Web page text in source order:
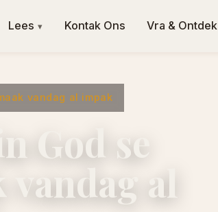
Lees ▾ Kontak Ons Vra & Ontdek
vandag al impak
God se
al